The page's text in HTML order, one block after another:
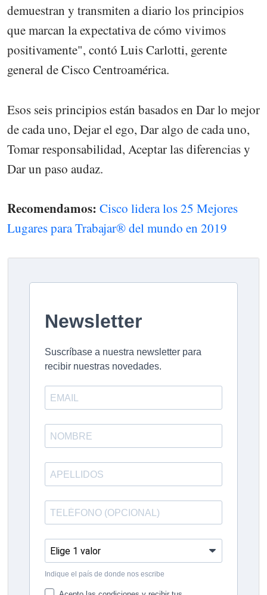
demuestran y transmiten a diario los principios
que marcan la expectativa de cómo vivimos
positivamente", contó Luis Carlotti, gerente
general de Cisco Centroamérica.
Esos seis principios están basados en Dar lo mejor
de cada uno, Dejar el ego, Dar algo de cada uno,
Tomar responsabilidad, Aceptar las diferencias y
Dar un paso audaz.
Recomendamos: Cisco lidera los 25 Mejores
Lugares para Trabajar® del mundo en 2019